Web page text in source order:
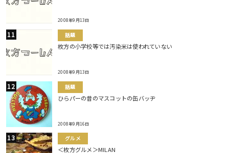
2008年9月13日
話題
枚方の小学校等では汚染米は使われていない
2008年9月13日
話題
ひらパーの昔のマスコットの缶バッヂ
2008年9月16日
グルメ
＜枚方グルメ＞MILAN